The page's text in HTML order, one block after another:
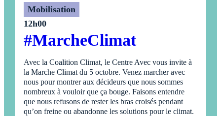
Mobilisation
#MarcheClimat
12h00
Avec la Coalition Climat, le Centre Avec vous invite à
la Marche Climat du 5 octobre. Venez marcher avec
nous pour montrer aux décideurs que nous sommes
nombreux à vouloir que ça bouge. Faisons entendre
que nous refusons de rester les bras croisés pendant
qu’on freine ou abandonne les solutions pour le climat.